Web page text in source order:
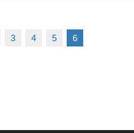
3 4 5 6